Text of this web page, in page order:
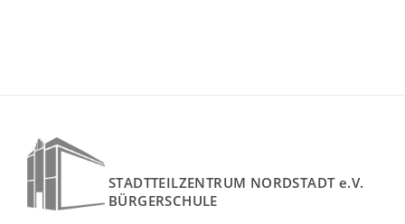
STADTTEILZENTRUM NORDSTADT e.V.
BÜRGERSCHULE